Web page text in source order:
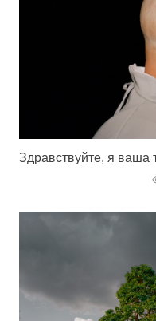
Здравствуйте, я ваша